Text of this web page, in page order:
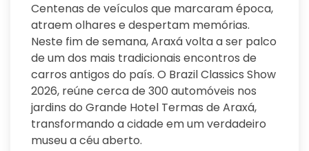
Centenas de veículos que marcaram época,
atraem olhares e despertam memórias.
Neste fim de semana, Araxá volta a ser palco
de um dos mais tradicionais encontros de
carros antigos do país. O Brazil Classics Show
2026, reúne cerca de 300 automóveis nos
jardins do Grande Hotel Termas de Araxá,
transformando a cidade em um verdadeiro
museu a céu aberto.